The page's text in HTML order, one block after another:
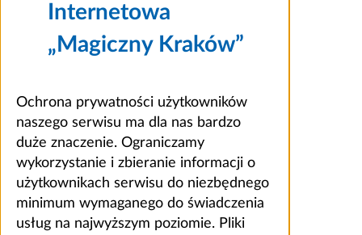
Internetowa
„Magiczny Kraków”
Ochrona prywatności użytkowników
naszego serwisu ma dla nas bardzo
duże znaczenie. Ograniczamy
wykorzystanie i zbieranie informacji o
użytkownikach serwisu do niezbędnego
minimum wymaganego do świadczenia
usług na najwyższym poziomie. Pliki